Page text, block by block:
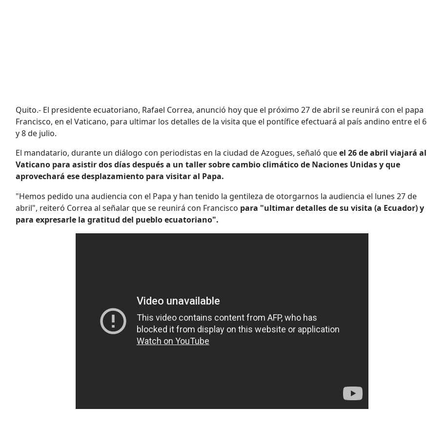
Quito.- El presidente ecuatoriano, Rafael Correa, anunció hoy que el próximo 27 de abril se reunirá con el papa
Francisco, en el Vaticano, para ultimar los detalles de la visita que el pontífice efectuará al país andino entre el 6
y 8 de julio.
El mandatario, durante un diálogo con periodistas en la ciudad de Azogues, señaló queel 26 de abril viajará al
Vaticano para asistir dos días después a un taller sobre cambio climático de Naciones Unidas y que
aprovechará ese desplazamiento para visitar al Papa.
"Hemos pedido una audiencia con el Papa y han tenido la gentileza de otorgarnos la audiencia el lunes 27 de
abril", reiteró Correa al señalar que se reunirá con Francisco para "ultimar detalles de su visita (a Ecuador) y
para expresarle la gratitud del pueblo ecuatoriano".